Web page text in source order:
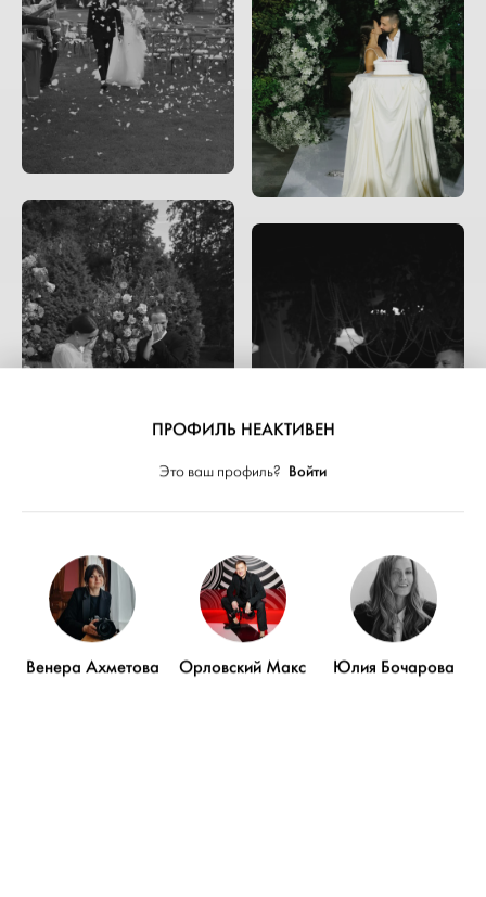
ПРОФИЛЬ НЕАКТИВЕН
Это ваш профиль? Войти
Венера Ахметова Орловский Макс Юлия Бочарова